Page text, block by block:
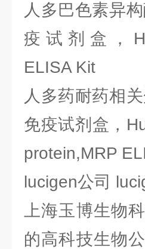
人多巴色素异
疫试剂盒，
ELISA Kit
人多药耐药相
免疫试剂盒，
protein,MRP
lucigen公司
上海玉博生物
的高科技生物